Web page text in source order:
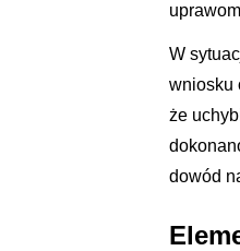
W
wniosku
że
dowód